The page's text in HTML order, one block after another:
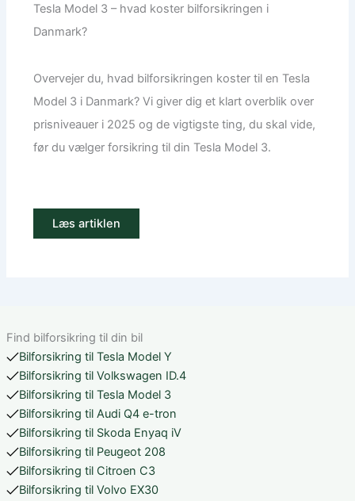
Tesla Model 3 – hvad koster bilforsikringen i
Danmark?
Overvejer du, hvad bilforsikringen koster til en Tesla
Model 3 i Danmark? Vi giver dig et klart overblik over
prisniveauer i 2025 og de vigtigste ting, du skal vide,
før du vælger forsikring til din Tesla Model 3.
Læs artiklen
Find bilforsikring til din bil
Bilforsikring til Tesla Model Y
Bilforsikring til Volkswagen ID.4
Bilforsikring til Tesla Model 3
Bilforsikring til Audi Q4 e-tron
Bilforsikring til Skoda Enyaq iV
Bilforsikring til Peugeot 208
Bilforsikring til Citroen C3
Bilforsikring til Volvo EX30